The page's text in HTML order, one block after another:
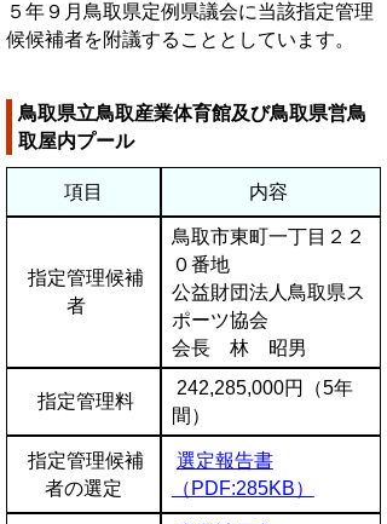
５年９月鳥取県定例県議会に当該指定管理
候候補者を附議することとしています。
鳥取県立鳥取産業体育館及び鳥取県営鳥
取屋内プール
項目 内容
指定管理候補
者
鳥取市東町一丁目２２
０番地
公益財団法人鳥取県ス
ポーツ協会
会長 林 昭男
指定管理料
242,285,000円（5年
間）
指定管理候補
者の選定
選定報告書
（PDF:285KB）